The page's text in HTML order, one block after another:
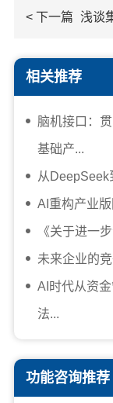
< 下一篇 浅谈
相关推荐
脑机接口：
基础产...
从DeepSeek
AI重构产业
《关于进一
未来企业的
AI时代从资
法...
功能咨询推荐